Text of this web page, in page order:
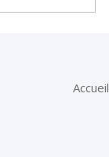
Accueil